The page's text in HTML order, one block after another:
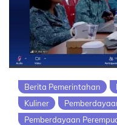
Berita Pemerintahan
Kuliner
Pemberdayaan